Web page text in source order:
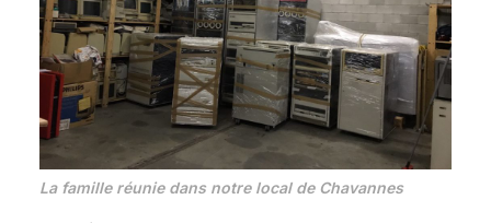
La famille réunie dans notre local de Chavannes